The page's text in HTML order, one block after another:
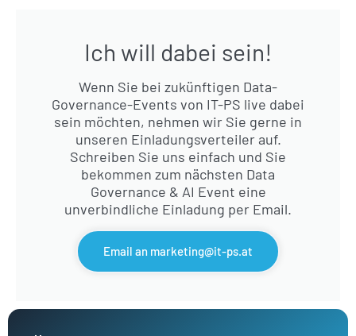
Ich will dabei sein!
Wenn Sie bei zukünftigen Data-
Governance-Events von IT-PS live dabei
sein möchten, nehmen wir Sie gerne in
unseren Einladungsverteiler auf.
Schreiben Sie uns einfach und Sie
bekommen zum nächsten Data
Governance & AI Event eine
unverbindliche Einladung per Email.
Email an marketing@it-ps.at